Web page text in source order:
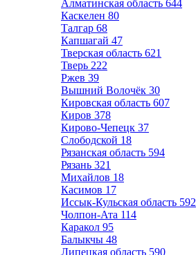
Алматинская область 644
Каскелен 80
Талгар 68
Капшагай 47
Тверская область 621
Тверь 222
Ржев 39
Вышний Волочёк 30
Кировская область 607
Киров 378
Кирово-Чепецк 37
Слободской 18
Рязанская область 594
Рязань 321
Михайлов 18
Касимов 17
Иссык-Кульская область 592
Чолпон-Ата 114
Каракол 95
Балыкчы 48
Липецкая область 590